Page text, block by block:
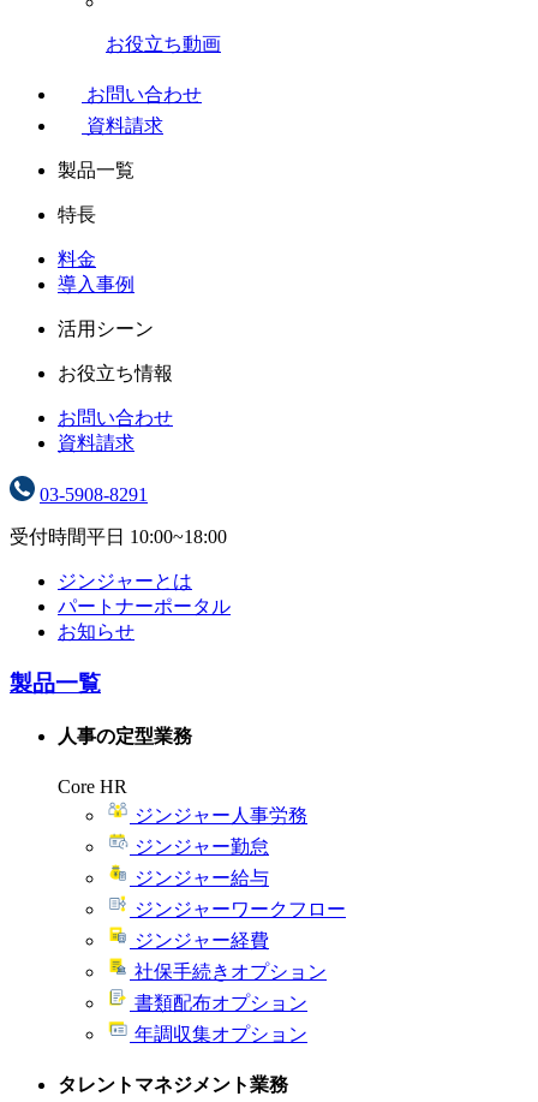
お役立ち動画
お問い合わせ
資料請求
製品一覧
特長
料金
導入事例
活用シーン
お役立ち情報
お問い合わせ
資料請求
03-5908-8291
受付時間平日 10:00~18:00
ジンジャーとは
パートナーポータル
お知らせ
製品一覧
人事の定型業務
Core HR
ジンジャー人事労務
ジンジャー勤怠
ジンジャー給与
ジンジャーワークフロー
ジンジャー経費
社保手続きオプション
書類配布オプション
年調収集オプション
タレントマネジメント業務